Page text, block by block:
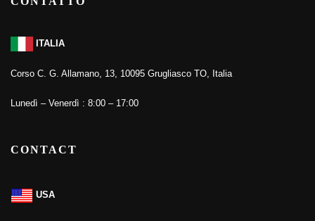
ITALIA
Corso C. G. Allamano, 13, 10095 Grugliasco TO, Italia
Lunedì – Venerdì : 8:00 – 17:00
CONTACT
USA